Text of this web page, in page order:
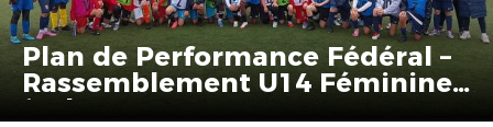
Plan de Performance Fédéral –
Rassemblement U14 Féminines
à Clamart